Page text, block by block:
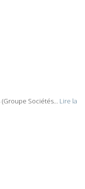
Sociétés... Lire la